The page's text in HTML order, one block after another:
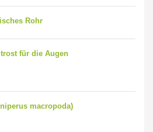
Rohr
für die Augen
macropoda)